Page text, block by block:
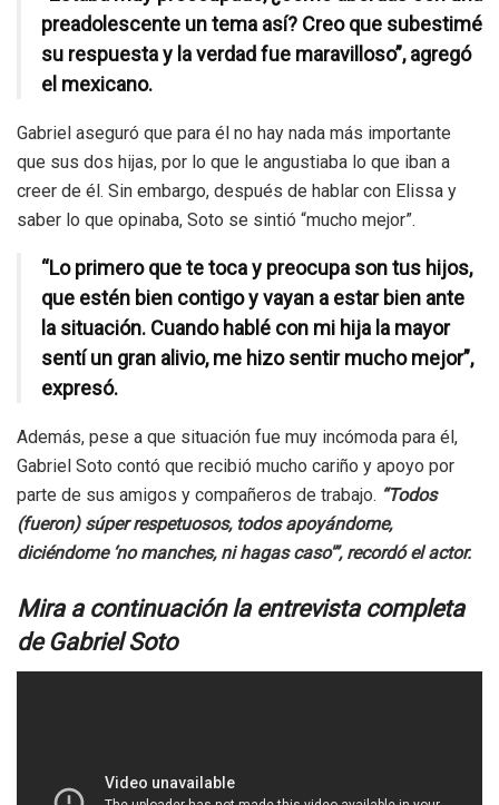
preadolescente un tema así? Creo que subestimé
su respuesta y la verdad fue maravilloso”, agregó
el mexicano.
Gabriel aseguró que para él no hay nada más importante
que sus dos hijas, por lo que le angustiaba lo que iban a
creer de él. Sin embargo, después de hablar con Elissa y
saber lo que opinaba, Soto se sintió “mucho mejor”.
“Lo primero que te toca y preocupa son tus hijos,
que estén bien contigo y vayan a estar bien ante
la situación. Cuando hablé con mi hija la mayor
sentí un gran alivio, me hizo sentir mucho mejor”,
expresó.
Además, pese a que situación fue muy incómoda para él,
Gabriel Soto contó que recibió mucho cariño y apoyo por
parte de sus amigos y compañeros de trabajo. “Todos
(fueron) súper respetuosos, todos apoyándome,
diciéndome ‘no manches, ni hagas caso'”, recordó el actor.
Mira a continuación la entrevista completa
de Gabriel Soto